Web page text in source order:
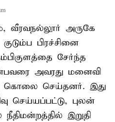
வீரவநல்லூர் அருகே
பிரச்சினை
சேர்ந்த
அவரது மனைவி
கொலை செய்தனர். இது
செய்யப்பட்டு, புலன்
நீதிமன்றத்தில் இறுதி